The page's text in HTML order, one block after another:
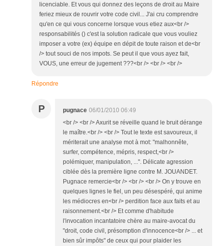
licenciable. Et vous qui donnez des leçons de droit au Maire
feriez mieux de rouvrir votre code civil... J'ai cru comprendre
qu'en ce qui vous concerne lorsque vous etiez aux<br />
responsabilités () c'est la solution radicale que vous vouliez
imposer a votre (ex) équipe en dépit de toute raison et de<br
/> tout souci de nos impots. Se peut il que vous ayez fait,
VOUS, une erreur de jugement ???<br /> <br /> <br />
Répondre
P pugnace 06/01/2010 06:49
<br /> <br /> Axurit se réveille quand le bruit dérange
le maître.<br /> <br /> Tout le texte est savoureux, il
mériterait une analyse mot à mot: "malhonnête,
surfer, compétence, mépris, respect,<br />
polémiquer, manipulation, ...". Délicate agression
ciblée dès la première ligne contre M. JOUANDET.
Pugnace remercie<br /> <br /> <br /> On y trouve en
quelques lignes le fiel, un peu désespéré, qui anime
les médiocres en<br /> perdition face aux faits et au
raisonnement.<br /> Et comme d'habitude
l'invocation incantatoire chère au maire-avocat du
"droit, code civil, présomption d'innocence<br /> ... et
bien sûr impôts" de ceux qui pour plaider les